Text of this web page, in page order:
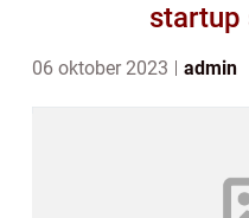
startup
06 oktober 2023 admin